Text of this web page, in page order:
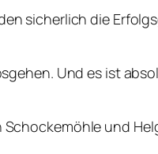
sicherlich die
Und es ist
und